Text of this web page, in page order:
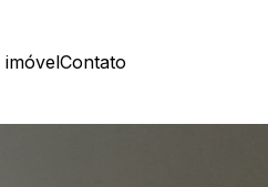
Contato